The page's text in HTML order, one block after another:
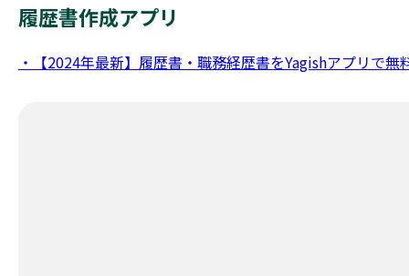
履歴書作成アプリ
・【2024年最新】履歴書・職務経歴書をYagishアプリで